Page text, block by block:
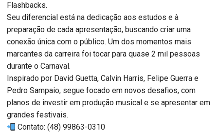
Flashbacks.
Seu diferencial está na dedicação aos estudos e à
preparação de cada apresentação, buscando criar uma
conexão única com o público. Um dos momentos mais
marcantes da carreira foi tocar para quase 2 mil pessoas
durante o Carnaval.
Inspirado por David Guetta, Calvin Harris, Felipe Guerra e
Pedro Sampaio, segue focado em novos desafios, com
planos de investir em produção musical e se apresentar em
grandes festivais.
Contato: (48) 99863-0310